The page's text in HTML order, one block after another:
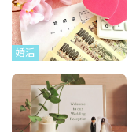
婚活